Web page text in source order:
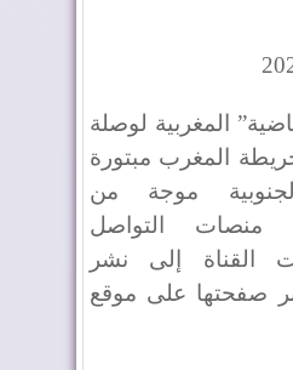
المغربية لوصلة
المغرب مبتورة
موجة من
منصات التواصل
القناة إلى نشر
صفحتها على موقع